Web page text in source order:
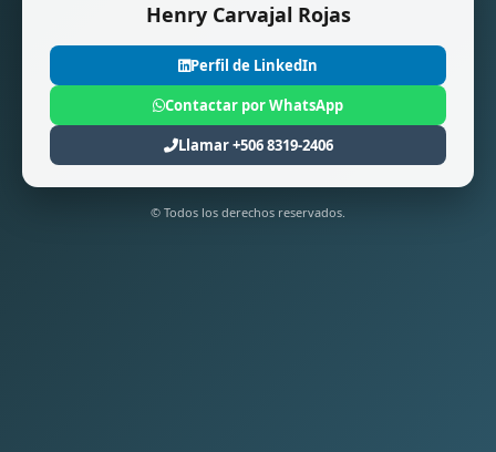
Henry Carvajal Rojas
Perfil de LinkedIn
Contactar por WhatsApp
Llamar +506 8319-2406
© Todos los derechos reservados.